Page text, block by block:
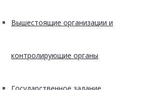
Вышестоящие организации и
контролирующие органы